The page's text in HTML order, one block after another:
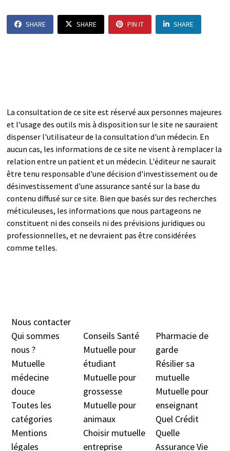
SHARE SHARE PIN IT SHARE
La consultation de ce site est réservé aux personnes majeures
et l'usage des outils mis à disposition sur le site ne sauraient
dispenser l'utilisateur de la consultation d'un médecin. En
aucun cas, les informations de ce site ne visent à remplacer la
relation entre un patient et un médecin. L'éditeur ne saurait
être tenu responsable d'une décision d'investissement ou de
désinvestissement d'une assurance santé sur la base du
contenu diffusé sur ce site. Bien que basés sur des recherches
méticuleuses, les informations que nous partageons ne
constituent ni des conseils ni des prévisions juridiques ou
professionnelles, et ne devraient pas être considérées
comme telles.
Nous contacter
Qui sommes
nous ?
Mutuelle
médecine
douce
Toutes les
catégories
Mentions
légales
Conseils Santé
Mutuelle pour
étudiant
Mutuelle pour
grossesse
Mutuelle pour
animaux
Choisir mutuelle
entreprise
Pharmacie de
garde
Résilier sa
mutuelle
Mutuelle pour
enseignant
Quel Crédit
Quelle
Assurance Vie